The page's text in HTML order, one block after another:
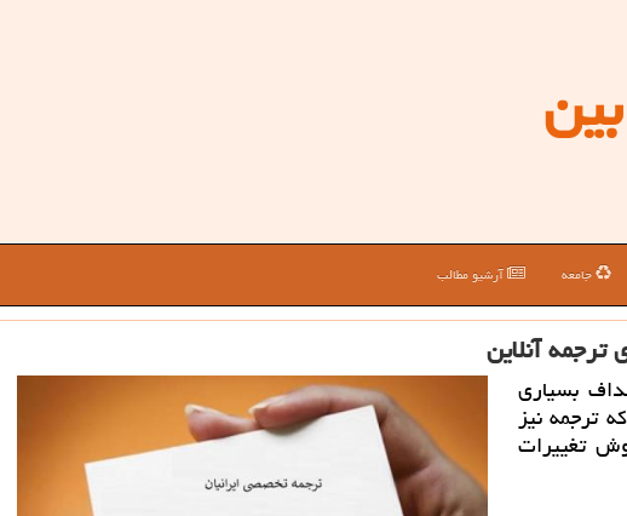
جامعه آرشیو مطالب
آنلاین
بسیاری
ترجمه نیز
تغییرات